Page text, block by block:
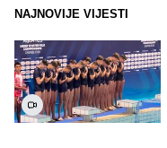
NAJNOVIJE VIJESTI